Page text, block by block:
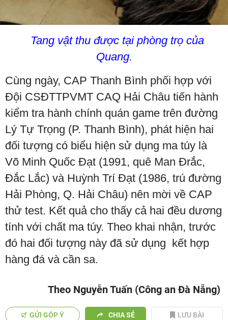
Tang vật thu được tại phòng trọ của
Quang.
Cùng ngày, CAP Thanh Bình phối hợp với
Đội CSĐTTPVMT CAQ Hải Châu tiến hành
kiểm tra hành chính quán game trên đường
Lý Tự Trọng (P. Thanh Bình), phát hiện hai
đối tượng có biểu hiện sử dụng ma túy là
Võ Minh Quốc Đạt (1991, quê Man Đrắc,
Đắc Lắc) và Huỳnh Trí Đạt (1986, trú đường
Hải Phòng, Q. Hải Châu) nên mời về CAP
thử test. Kết quả cho thấy cả hai đều dương
tính với chất ma túy. Theo khai nhận, trước
đó hai đối tượng này đã sử dụng kết hợp
hàng đá và cần sa.
Theo Nguyễn Tuấn (Công an Đà Nẵng)
GỬI GÓP Ý CHIA SẺ LƯU BÀI